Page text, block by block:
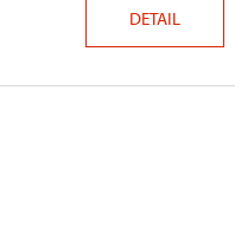
DETAIL